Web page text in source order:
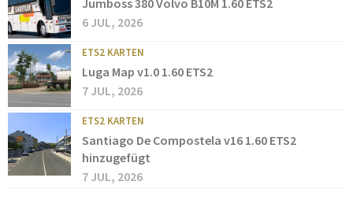
Jumboss 380 Volvo B10M 1.60 ETS2
6 JUL, 2026
ETS2 KARTEN
Luga Map v1.0 1.60 ETS2
7 JUL, 2026
ETS2 KARTEN
Santiago De Compostela v16 1.60 ETS2
hinzugefügt
7 JUL, 2026